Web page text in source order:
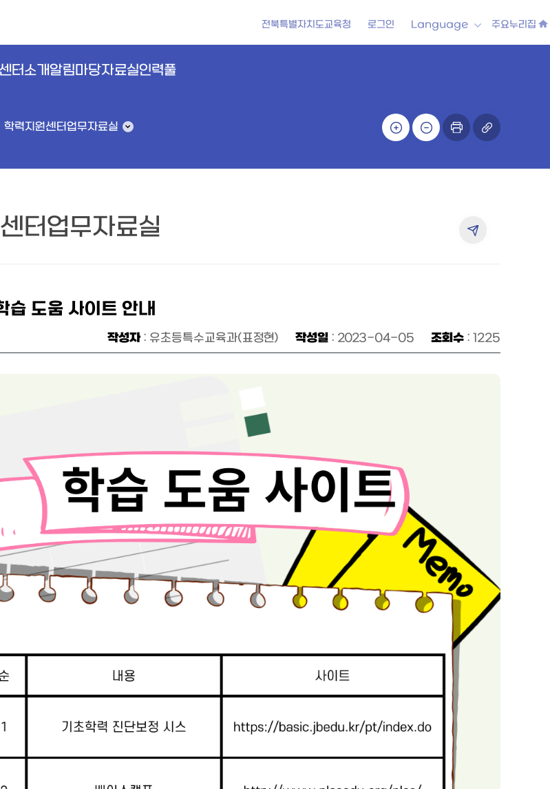
전북특별자치도교육청 로그인 Language 주요누리집
센터소개알림마당자료실인력풀
학력지원센터업무자료실
터업무자료실
습 도움 사이트 안내
작성자: 유초등특수교육과(표정현) 작성일 : 2023-04-05 조회수 : 1225